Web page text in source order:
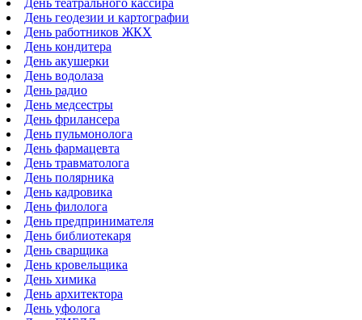
День театрального кассира
День геодезии и картографии
День работников ЖКХ
День кондитера
День акушерки
День водолаза
День радио
День медсестры
День фрилансера
День пульмонолога
День фармацевта
День травматолога
День полярника
День кадровика
День филолога
День предпринимателя
День библиотекаря
День сварщика
День кровельщика
День химика
День архитектора
День уфолога